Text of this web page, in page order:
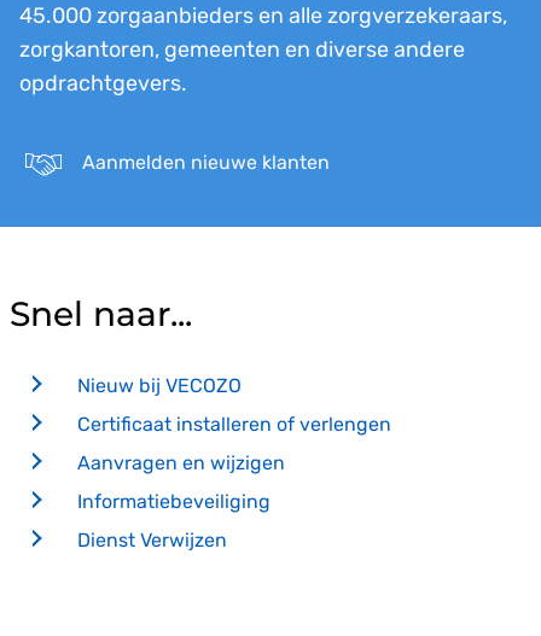
45.000 zorgaanbieders en alle zorgverzekeraars,
zorgkantoren, gemeenten en diverse andere
opdrachtgevers.
Aanmelden nieuwe klanten
Snel naar...
Nieuw bij VECOZO
Certificaat installeren of verlengen
Aanvragen en wijzigen
Informatiebeveiliging
Dienst Verwijzen